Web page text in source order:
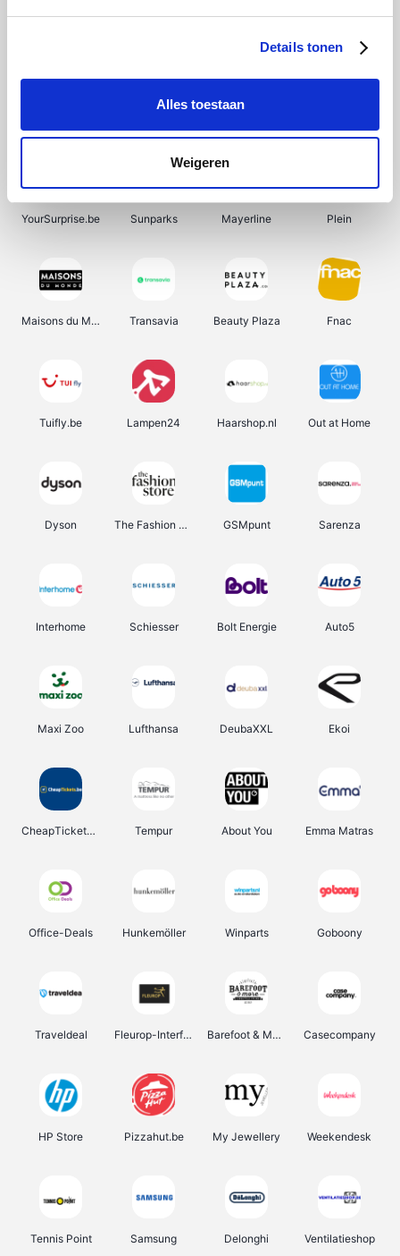
Details tonen
Alles toestaan
Weigeren
Shein Bergfreunde SupraBazar Smartwatchbanden
YourSurprise.be Sunparks Mayerline Plein
Maisons du Monde Transavia Beauty Plaza Fnac
Tuifly.be Lampen24 Haarshop.nl Out at Home
Dyson The Fashion Store GSMpunt Sarenza
Interhome Schiesser Bolt Energie Auto5
Maxi Zoo Lufthansa DeubaXXL Ekoi
CheapTickets.be Tempur About You Emma Matras
Office-Deals Hunkemöller Winparts Goboony
Traveldeal Fleurop-Interflora Barefoot & More Casecompany
HP Store Pizzahut.be My Jewellery Weekendesk
Tennis Point Samsung Delonghi Ventilatieshop